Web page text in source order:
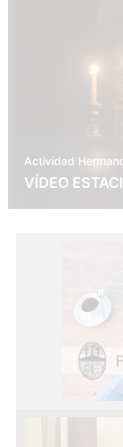
Actividad
VÍDEO